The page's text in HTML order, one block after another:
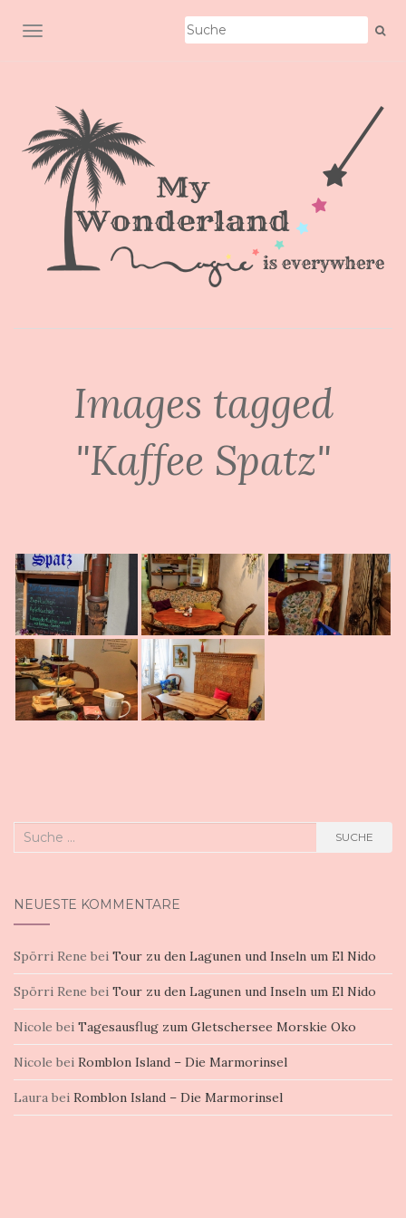
SCHALTE NAVIGATION
Images tagged
"Kaffee Spatz"
Suche
SUCHE
NEUESTE KOMMENTARE
Spörri Rene bei Tour zu den Lagunen und Inseln um El Nido
Spörri Rene bei Tour zu den Lagunen und Inseln um El Nido
Nicole bei Tagesausflug zum Gletschersee Morskie Oko
Nicole bei Romblon Island – Die Marmorinsel
Laura bei Romblon Island – Die Marmorinsel